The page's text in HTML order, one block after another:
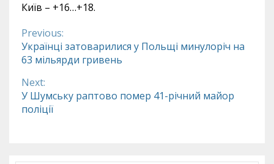
Київ – +16…+18.
Continue
Reading
Previous:
Українці затоварилися у Польщі минулоріч на
63 мільярди гривень
Next:
У Шумську раптово помер 41-річний майор
поліції